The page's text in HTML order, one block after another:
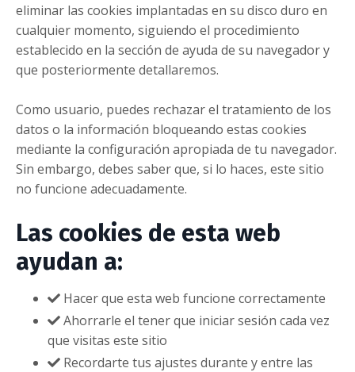
eliminar las cookies implantadas en su disco duro en
cualquier momento, siguiendo el procedimiento
establecido en la sección de ayuda de su navegador y
que posteriormente detallaremos.
Como usuario, puedes rechazar el tratamiento de los
datos o la información bloqueando estas cookies
mediante la configuración apropiada de tu navegador.
Sin embargo, debes saber que, si lo haces, este sitio
no funcione adecuadamente.
Las cookies de esta web
ayudan a:
Hacer que esta web funcione correctamente
​Ahorrarle el tener que iniciar sesión cada vez
que visitas este sitio
​Recordarte tus ajustes durante y entre las